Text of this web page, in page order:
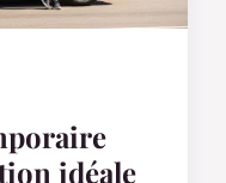
idéale